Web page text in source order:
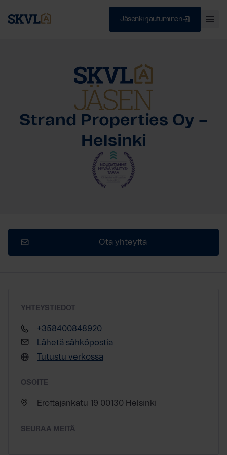
Jäsenkirjautuminen
Strand Properties Oy –
Helsinki
Ota yhteyttä
YHTEYSTIEDOT
+358400848920
Lähetä sähköpostia
Tutustu verkossa
OSOITE
Erottajankatu 19 00130 Helsinki
SEURAA MEITÄ